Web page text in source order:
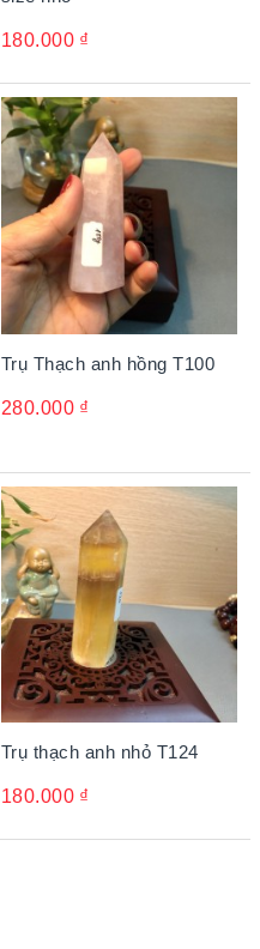
180.000 ₫
Trụ Thạch anh hồng T100
280.000 ₫
Trụ thạch anh nhỏ T124
180.000 ₫